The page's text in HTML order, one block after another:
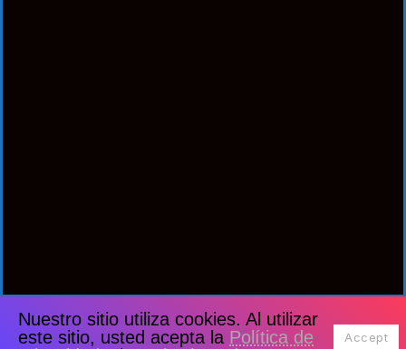
Nuestro sitio utiliza cookies. Al utilizar
este sitio, usted acepta la Política de
Accept